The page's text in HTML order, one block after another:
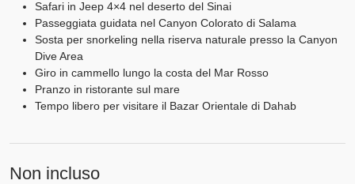
Safari in Jeep 4×4 nel deserto del Sinai
Passeggiata guidata nel Canyon Colorato di Salama
Sosta per snorkeling nella riserva naturale presso la Canyon
Dive Area
Giro in cammello lungo la costa del Mar Rosso
Pranzo in ristorante sul mare
Tempo libero per visitare il Bazar Orientale di Dahab
Non incluso